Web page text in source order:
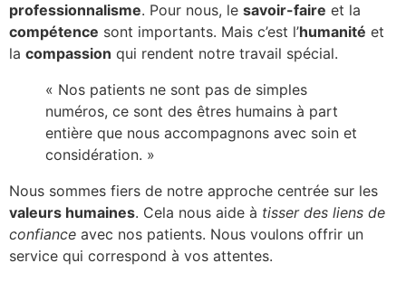
professionnalisme. Pour nous, le savoir-faire et la
compétence sont importants. Mais c’est l’humanité et
la compassion qui rendent notre travail spécial.
« Nos patients ne sont pas de simples
numéros, ce sont des êtres humains à part
entière que nous accompagnons avec soin et
considération. »
Nous sommes fiers de notre approche centrée sur les
valeurs humaines. Cela nous aide à tisser des liens de
confiance avec nos patients. Nous voulons offrir un
service qui correspond à vos attentes.